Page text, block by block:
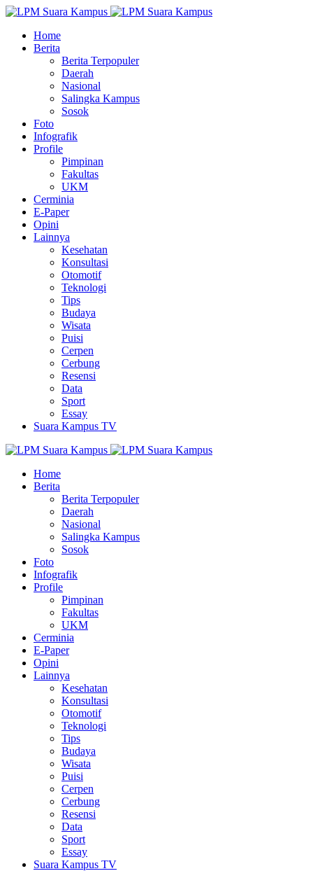
Home
Berita
Berita Terpopuler
Daerah
Nasional
Salingka Kampus
Sosok
Foto
Infografik
Profile
Pimpinan
Fakultas
UKM
Cerminia
E-Paper
Opini
Lainnya
Kesehatan
Konsultasi
Otomotif
Teknologi
Tips
Budaya
Wisata
Puisi
Cerpen
Cerbung
Resensi
Data
Sport
Essay
Suara Kampus TV
Home
Berita
Berita Terpopuler
Daerah
Nasional
Salingka Kampus
Sosok
Foto
Infografik
Profile
Pimpinan
Fakultas
UKM
Cerminia
E-Paper
Opini
Lainnya
Kesehatan
Konsultasi
Otomotif
Teknologi
Tips
Budaya
Wisata
Puisi
Cerpen
Cerbung
Resensi
Data
Sport
Essay
Suara Kampus TV